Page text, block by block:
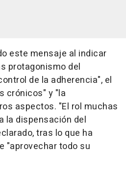
este mensaje al indicar
protagonismo del
de la adherencia", el
crónicos" y "la
aspectos. "El rol muchas
la dispensación del
tras lo que ha
"aprovechar todo su